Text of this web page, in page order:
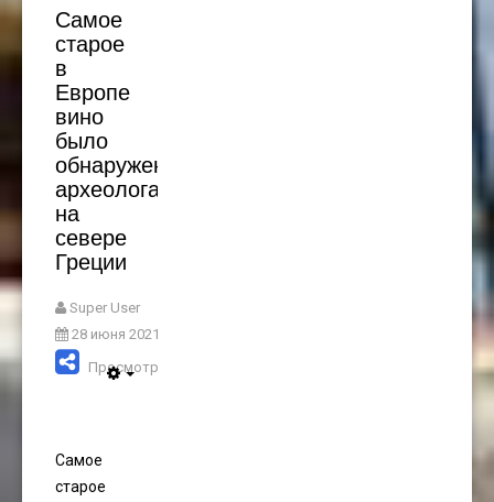
Самое
старое
в
Европе
вино
было
обнаружено
археологами
на
севере
Греции
Super User
28 июня 2021
Просмотров: 3680
Самое
старое